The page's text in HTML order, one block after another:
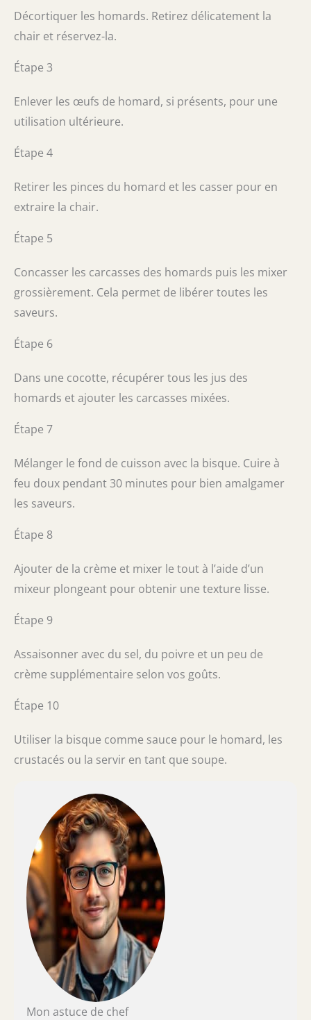
Décortiquer les homards. Retirez délicatement la
chair et réservez-la.
Étape 3
Enlever les œufs de homard, si présents, pour une
utilisation ultérieure.
Étape 4
Retirer les pinces du homard et les casser pour en
extraire la chair.
Étape 5
Concasser les carcasses des homards puis les mixer
grossièrement. Cela permet de libérer toutes les
saveurs.
Étape 6
Dans une cocotte, récupérer tous les jus des
homards et ajouter les carcasses mixées.
Étape 7
Mélanger le fond de cuisson avec la bisque. Cuire à
feu doux pendant 30 minutes pour bien amalgamer
les saveurs.
Étape 8
Ajouter de la crème et mixer le tout à l’aide d’un
mixeur plongeant pour obtenir une texture lisse.
Étape 9
Assaisonner avec du sel, du poivre et un peu de
crème supplémentaire selon vos goûts.
Étape 10
Utiliser la bisque comme sauce pour le homard, les
crustacés ou la servir en tant que soupe.
Mon astuce de chef